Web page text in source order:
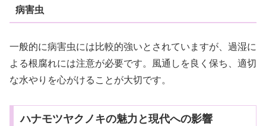
病害虫
一般的に病害虫には比較的強いとされていますが、過湿に
よる根腐れには注意が必要です。風通しを良く保ち、適切
な水やりを心がけることが大切です。
ハナモツヤクノキの魅力と現代への影響